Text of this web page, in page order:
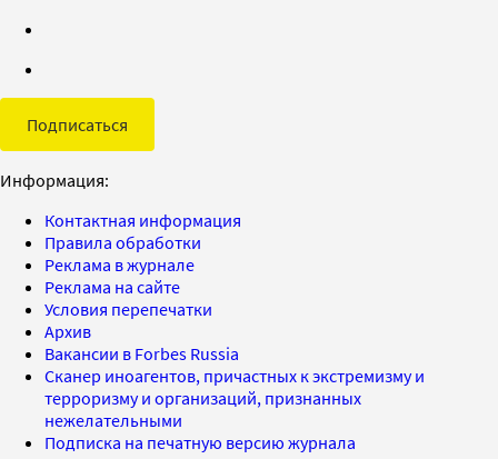
Подписаться
Информация:
Контактная информация
Правила обработки
Реклама в журнале
Реклама на сайте
Условия перепечатки
Архив
Вакансии в Forbes Russia
Сканер иноагентов, причастных к экстремизму и
терроризму и организаций, признанных
нежелательными
Подписка на печатную версию журнала